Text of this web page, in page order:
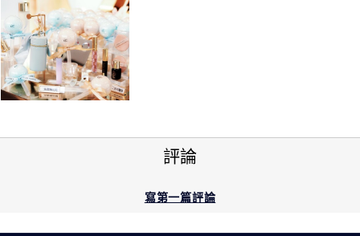
添加酪梨果油萃取，即時滋潤雙唇+84%，展現透亮水潤
的妝感，同時提升自然紅潤的唇色。可以重複叠加塗抹，
令雙唇變得飽滿立體。
效強化唇部屏障 ，顯著改善乾裂、脫皮和唇紋。
評論
寫第一篇評論